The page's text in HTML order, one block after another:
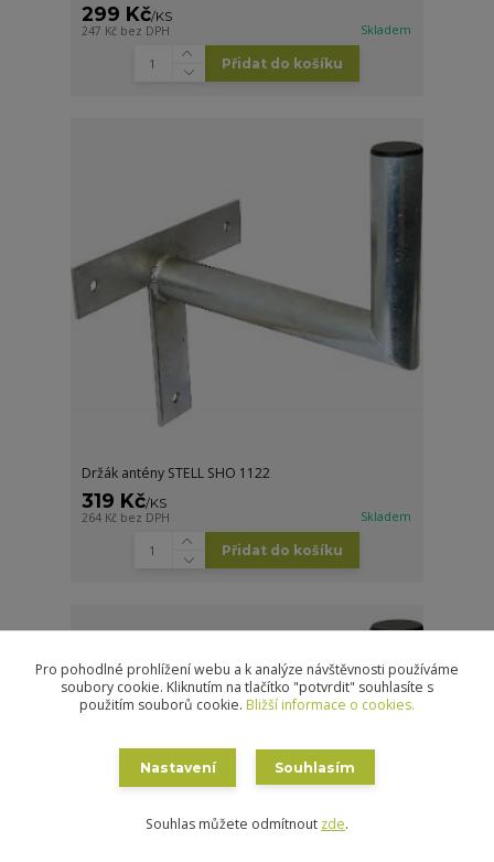
299 Kč/KS
247 Kč bez DPH Skladem
Přidat do košíku
Držák antény STELL SHO 1122
319 Kč/KS
264 Kč bez DPH Skladem
Přidat do košíku
Pro pohodlné prohlížení webu a k analýze návštěvnosti používáme
soubory cookie. Kliknutím na tlačítko "potvrdit" souhlasíte s
použitím souborů cookie. Bližší informace o cookies.
Nastavení Souhlasím
Souhlas můžete odmítnout zde.